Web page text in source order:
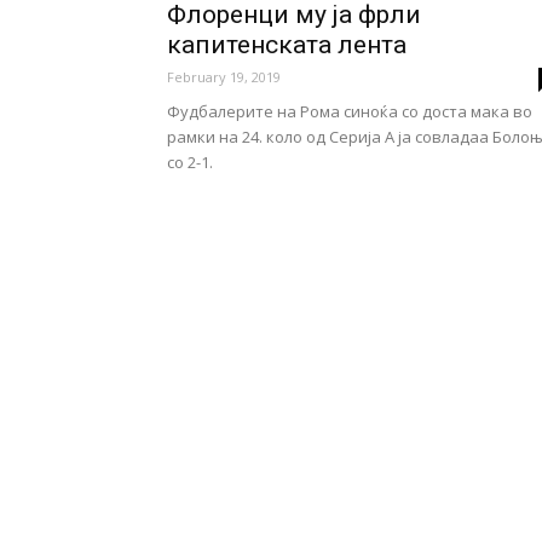
Флоренци му ја фрли
капитенската лента
February 19, 2019
Фудбалерите на Рома синоќа со доста мака во
рамки на 24. коло од Серија А ја совладаа
со 2-1.